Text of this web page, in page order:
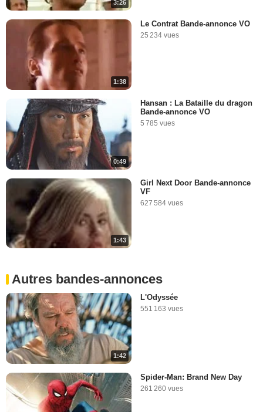
3:26
1:38
Le Contrat Bande-annonce VO
25 234 vues
0:49
Hansan : La Bataille du dragon
Bande-annonce VO
5 785 vues
1:43
Girl Next Door Bande-annonce
VF
627 584 vues
Autres bandes-annonces
1:42
L'Odyssée
551 163 vues
Spider-Man: Brand New Day
261 260 vues